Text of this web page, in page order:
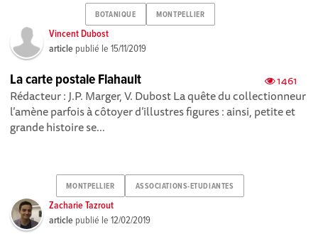
BOTANIQUE MONTPELLIER
Vincent Dubost
article publié le15/11/2019
1461
La carte postale Flahault
Rédacteur : J.P. Marger, V. Dubost La quête du collectionneur
l’amène parfois à côtoyer d’illustres figures : ainsi, petite et
grande histoire se...
MONTPELLIER ASSOCIATIONS-ETUDIANTES
Zacharie Tazrout
article publié le12/02/2019